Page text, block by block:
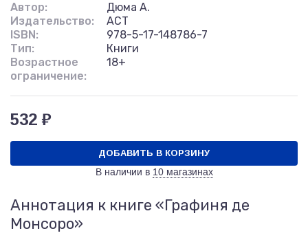
Автор:
Дюма А.
Издательство:
АСТ
ISBN:
978-5-17-148786-7
Тип:
Книги
Возрастное
ограничение:
18+
532 ₽
ДОБАВИТЬ В КОРЗИНУ
В наличии в 10 магазинах
Аннотация к книге «Графиня де
Монсоро»